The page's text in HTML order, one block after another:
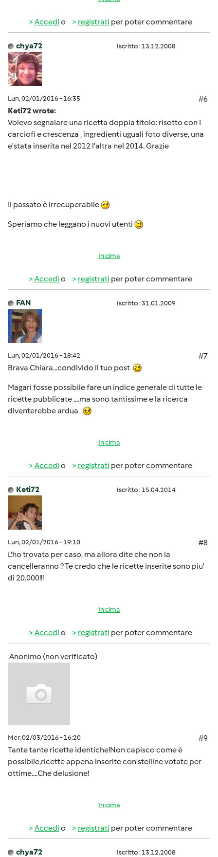
Accedi o registrati per poter commentare
chya72 Iscritto : 13.12.2008
Lun, 02/01/2016 - 16:35
#6
Keti72 wrote:
Volevo segnalare una ricetta doppia titolo: risotto con I
carciofi e crescenza , ingredienti uguali foto diverse, una
e'stata inserita nel 2012 l'altra nel 2014. Grazie
Il passato è irrecuperabile
Speriamo che leggano i nuovi utenti
In cima
Accedi o registrati per poter commentare
FAN Iscritto : 31.01.2009
Lun, 02/01/2016 - 18:42
#7
Brava Chiara...condivido il tuo post
Magari fosse possibile fare un indice generale di tutte le
ricette pubblicate ....ma sono tantissime e la ricerca
diventerebbe ardua
In cima
Accedi o registrati per poter commentare
Keti72 Iscritto : 15.04.2014
Lun, 02/01/2016 - 19:10
#8
L'ho trovata per caso, ma allora dite che non la
cancelleranno ? Te credo che le ricette inserite sono piu'
di 20.000!!!
In cima
Accedi o registrati per poter commentare
Anonimo (non verificato)
Mer, 02/03/2016 - 16:20
#9
Tante tante ricette identiche!Non capisco come è
possibile,ricette appena inserite con stelline votate per
ottime....Che delusione!
In cima
Accedi o registrati per poter commentare
chya72 Iscritto : 13.12.2008